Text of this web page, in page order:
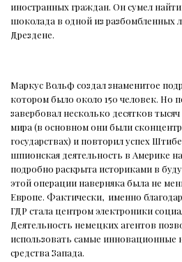
иностранных граждан. Он сумел
шоколада в одной из разбомбленных
Дрездене.
Маркус Вольф создал знаменитое
котором было около 150 человек. Но
завербовал несколько десятков
мира (в основном они были
государствах) и повторил успех
шпионская деятельность в Америке
подробно раскрыта историками в
этой операции наверняка была не
Европе. Фактически, именно
ГДР стала центром электроники
Деятельность немецких агентов
использовать самые инновационные
средства Запада.